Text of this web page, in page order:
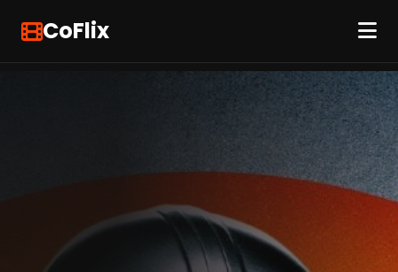
CoFlix